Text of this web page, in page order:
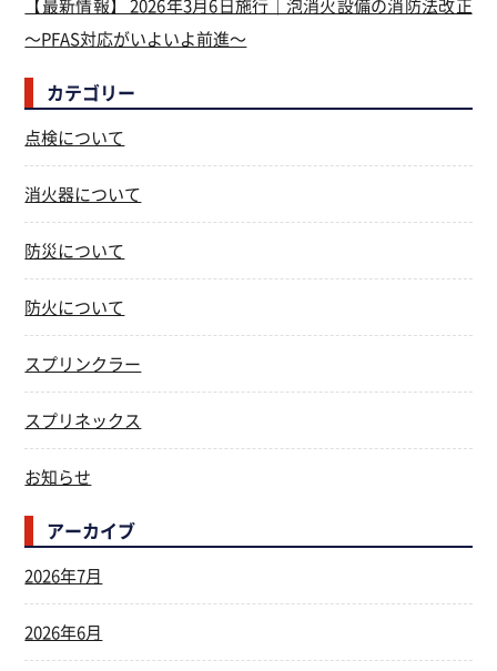
【最新情報】 2026年3月6日施行｜泡消火設備の消防法改正
～PFAS対応がいよいよ前進～
カテゴリー
点検について
消火器について
防災について
防火について
スプリンクラー
スプリネックス
お知らせ
アーカイブ
2026年7月
2026年6月